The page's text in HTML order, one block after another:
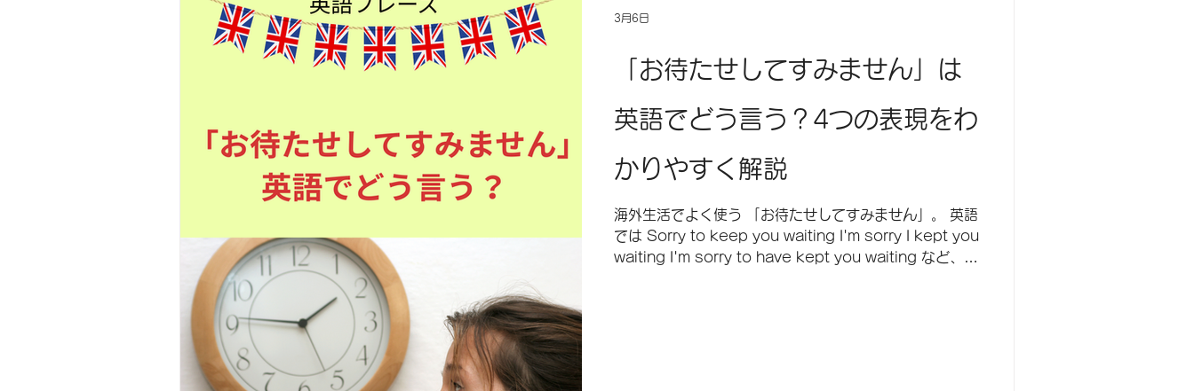
「お待たせしてすみません」は
英語でどう言う？4つの表現をわ
かりやすく解説
海外生活でよく使う 「お待たせしてすみません」。 英語
では Sorry to keep you waiting I'm sorry I kept you
waiting I'm sorry to have kept you waiting など、状
3月6日